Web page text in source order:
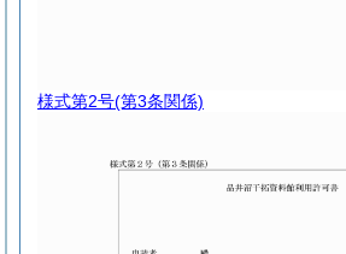
様式第2号(第3条関係)